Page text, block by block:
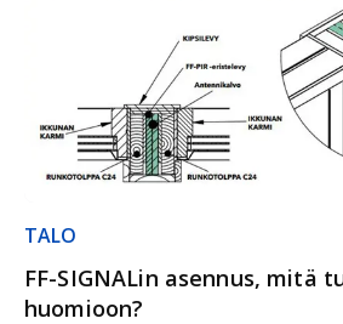
TALO
FF-SIGNALin asennus, mitä
huomioon?